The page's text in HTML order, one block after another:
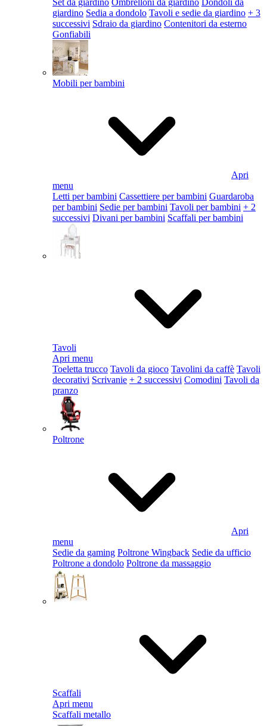
Set da giardino Ombrelloni da giardino Dondoli da
giardino Sedia a dondolo Tavoli e sedie da giardino + 3
successivi Sdraio da giardino Contenitori da esterno
Gonfiabili
Mobili per bambini
Apri
menu
Letti per bambini Cassettiere per bambini Guardaroba
per bambini Sedie per bambini Tavoli per bambini + 2
successivi Divani per bambini Scaffali per bambini
Tavoli
Apri menu
Toeletta trucco Tavoli da gioco Tavolini da caffè Tavoli
decorativi Scrivanie + 2 successivi Comodini Tavoli da
pranzo
Poltrone
Apri
menu
Sedie da gaming Poltrone Wingback Sedie da ufficio
Poltrone a dondolo Poltrone da massaggio
Scaffali
Apri menu
Scaffali metallo